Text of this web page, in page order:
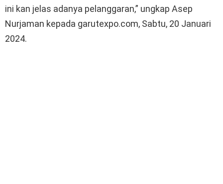
ini kan jelas adanya pelanggaran,” ungkap Asep
Nurjaman kepada garutexpo.com, Sabtu, 20 Januari
2024.